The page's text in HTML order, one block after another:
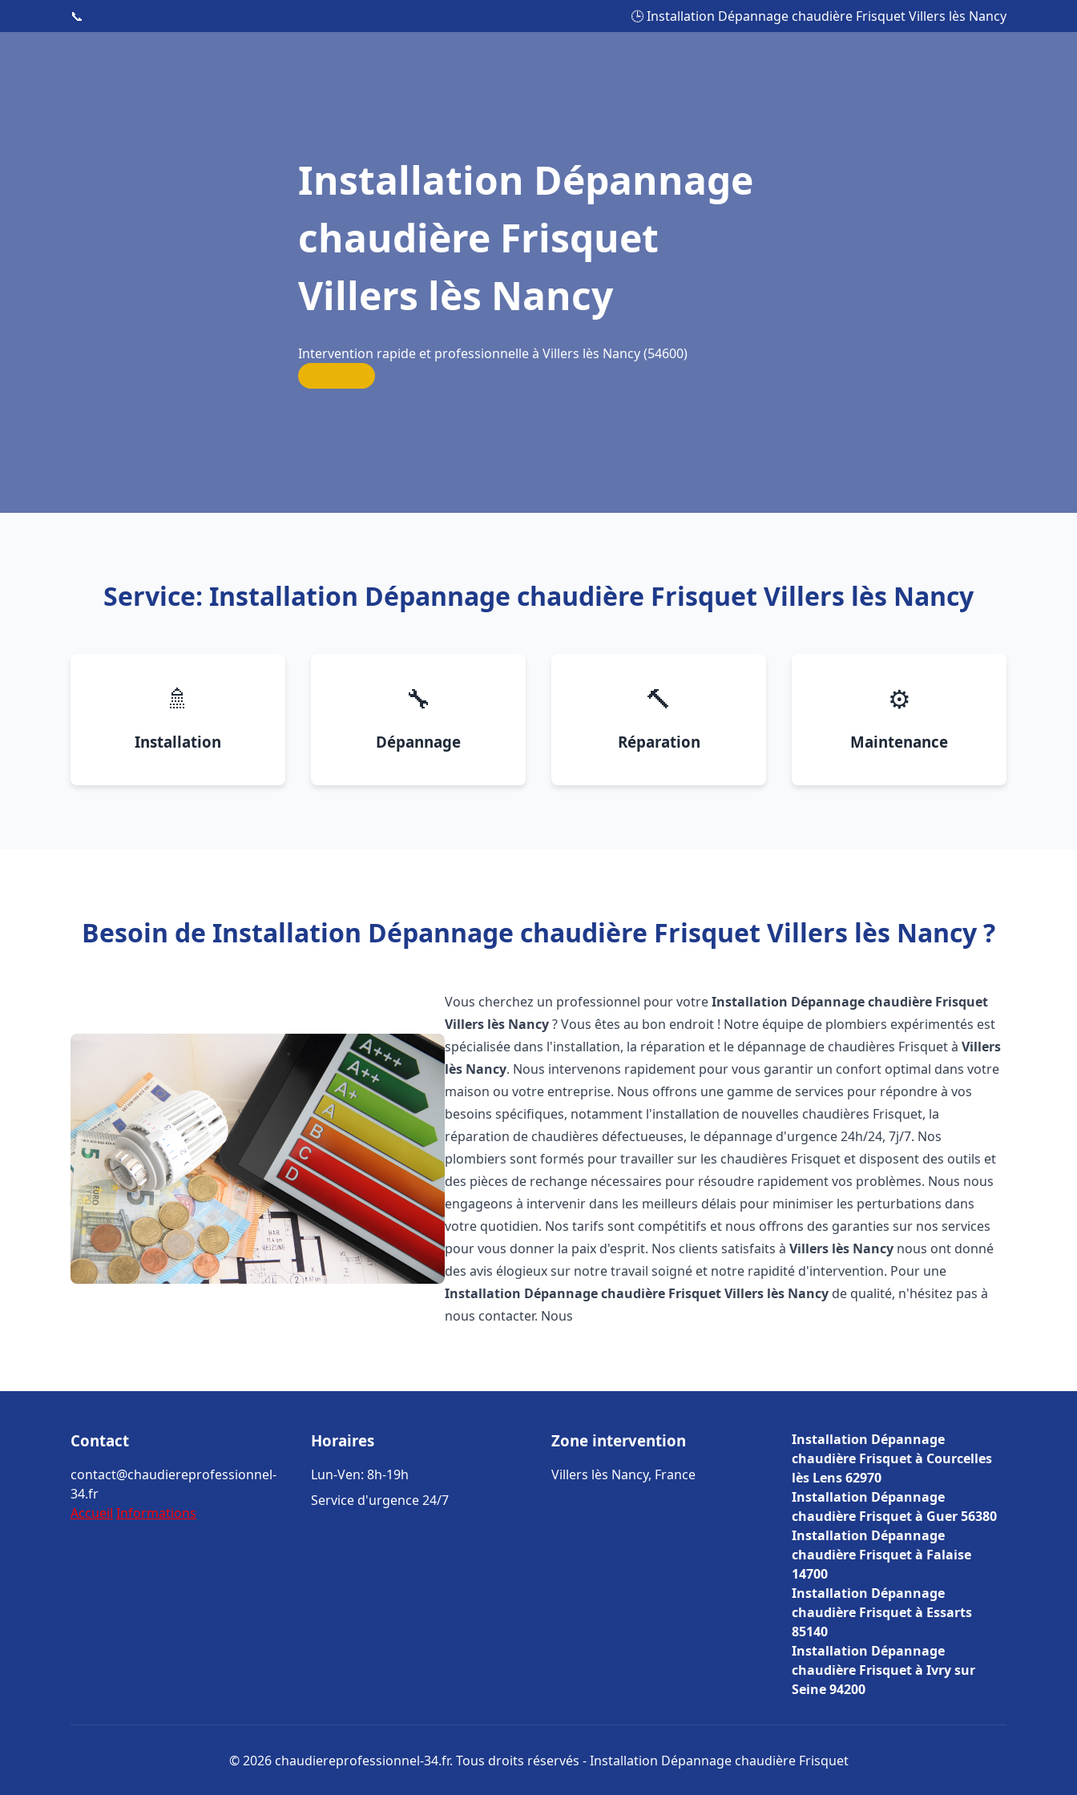
📞 🕒 Installation Dépannage chaudière Frisquet Villers lès Nancy
Installation Dépannage
chaudière Frisquet
Villers lès Nancy
Intervention rapide et professionnelle à Villers lès Nancy (54600)
Service: Installation Dépannage chaudière Frisquet Villers lès Nancy
🚿
Installation
🔧
Dépannage
🔨
Réparation
⚙️
Maintenance
Besoin de Installation Dépannage chaudière Frisquet Villers lès Nancy ?
Vous cherchez un professionnel pour votreInstallation Dépannage chaudière Frisquet
Villers lès Nancy? Vous êtes au bon endroit ! Notre équipe de plombiers expérimentés est
spécialisée dans l'installation, la réparation et le dépannage de chaudières Frisquet àVillers
lès Nancy. Nous intervenons rapidement pour vous garantir un confort optimal dans votre
maison ou votre entreprise. Nous offrons une gamme de services pour répondre à vos
besoins spécifiques, notamment l'installation de nouvelles chaudières Frisquet, la
réparation de chaudières défectueuses, le dépannage d'urgence 24h/24, 7j/7. Nos
plombiers sont formés pour travailler sur les chaudières Frisquet et disposent des outils et
des pièces de rechange nécessaires pour résoudre rapidement vos problèmes. Nous nous
engageons à intervenir dans les meilleurs délais pour minimiser les perturbations dans
votre quotidien. Nos tarifs sont compétitifs et nous offrons des garanties sur nos services
pour vous donner la paix d'esprit. Nos clients satisfaits àVillers lès Nancy nous ont donné
des avis élogieux sur notre travail soigné et notre rapidité d'intervention. Pour une
Installation Dépannage chaudière FrisquetVillers lès Nancy de qualité, n'hésitez pas à
nous contacter. Nous
Contact
contact@chaudiereprofessionnel-
34.fr
Accueil Informations
Horaires
Lun-Ven: 8h-19h
Service d'urgence 24/7
Zone intervention
Villers lès Nancy, France
Installation Dépannage
chaudière Frisquet à Courcelles
lès Lens 62970
Installation Dépannage
chaudière Frisquet à Guer 56380
Installation Dépannage
chaudière Frisquet à Falaise
14700
Installation Dépannage
chaudière Frisquet à Essarts
85140
Installation Dépannage
chaudière Frisquet à Ivry sur
Seine 94200
© 2026 chaudiereprofessionnel-34.fr. Tous droits réservés - Installation Dépannage chaudière Frisquet